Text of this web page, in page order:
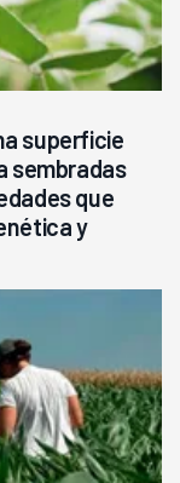
superficie
sembradas
que
y